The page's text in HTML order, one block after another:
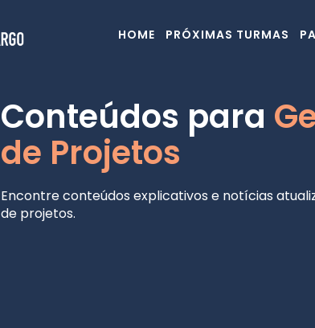
HOME PRÓXIMAS TURMAS
Conteúdos para
de Projetos
Encontre conteúdos explicativos e notícias
de projetos.